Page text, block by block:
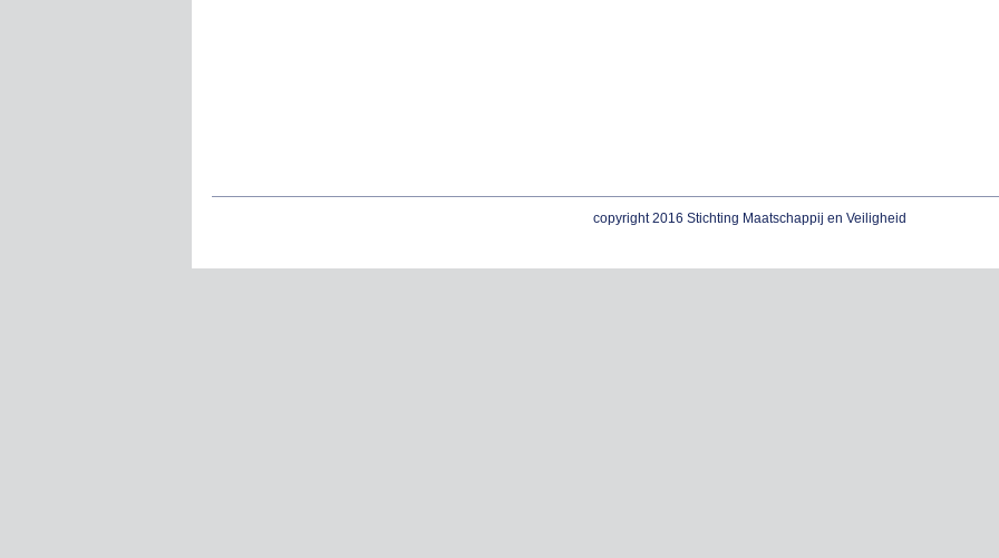
copyright 2016 Stichting Maatschappij en Veiligheid